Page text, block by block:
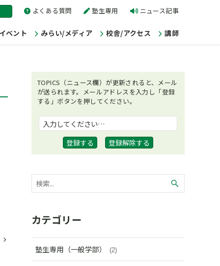
よくある質問 塾生専用 ニュース記事
ベント みらい/メディア 校舎/アクセス 講師
TOPICS（ニュース欄）が更新されると、メール
が送られます。メールアドレスを入力し「登録
する」ボタンを押してください。
カテゴリー
塾生専用（一般学部） (2)